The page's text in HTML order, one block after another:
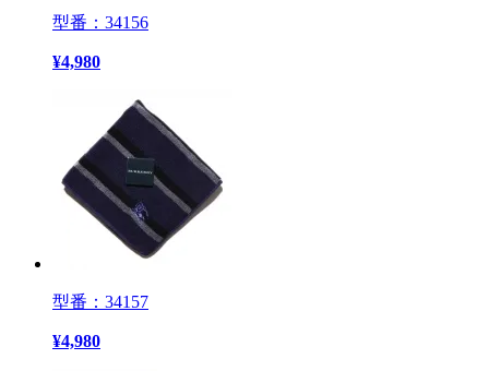
型番：34156
¥4,980
型番：34157
¥4,980